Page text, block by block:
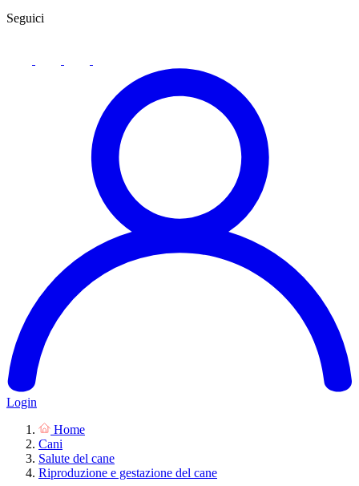
Seguici
Login
Home
Cani
Salute del cane
Riproduzione e gestazione del cane